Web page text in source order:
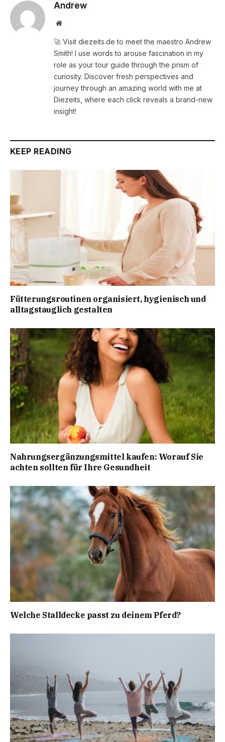
Andrew
Website
🚀 Visit diezeits.de to meet the maestro Andrew
Smith! I use words to arouse fascination in my
role as your tour guide through the prism of
curiosity. Discover fresh perspectives and
journey through an amazing world with me at
Diezeits, where each click reveals a brand-new
insight!
KEEP READING
Fütterungsroutinen organisiert, hygienisch und
alltagstauglich gestalten
Nahrungsergänzungsmittel kaufen: Worauf Sie
achten sollten für Ihre Gesundheit
Welche Stalldecke passt zu deinem Pferd?